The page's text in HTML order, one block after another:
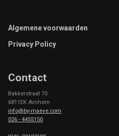
Footer
Algemene voorwaarden
Privacy Policy
Contact
Bakkerstraat 70
6811EK Arnhem
info@by-maeve.com
026 - 4455150